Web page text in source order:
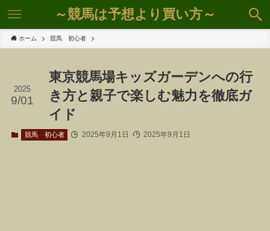
～競馬は予想より買い方～
ホーム 競馬 初心者
東京競馬場キッズガーデンへの行
き方と親子で楽しむ魅力を徹底ガ
イド
2025
9/01
競馬 初心者 2025年9月1日 2025年9月1日